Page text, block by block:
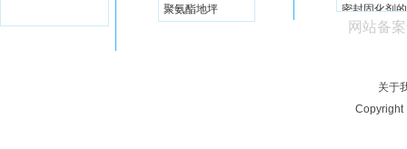
聚氨酯地坪
密封固化剂
为什么说混
网站备
关于
Copyright